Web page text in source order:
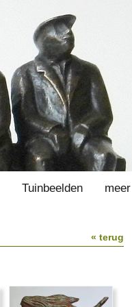
Tuinbeelden meer
« terug